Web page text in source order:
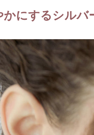
かにするシルバ